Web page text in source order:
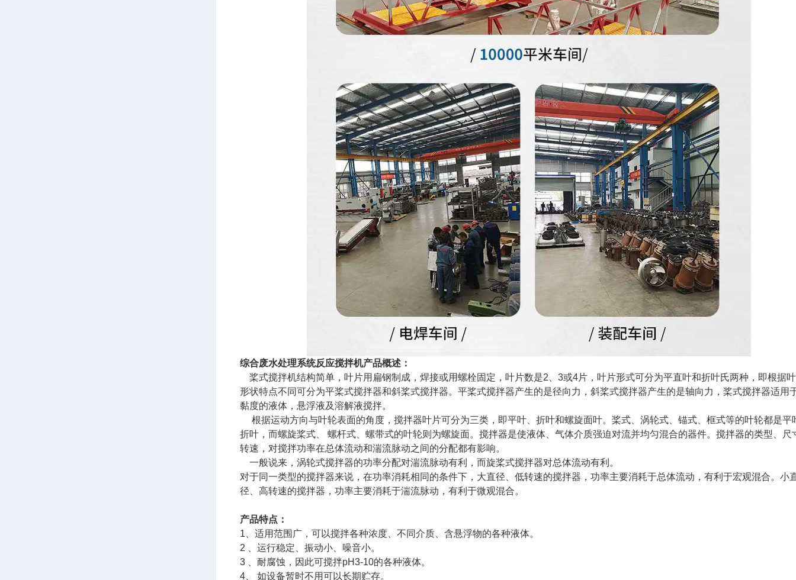
综合废水处理系统反应搅拌机产品概述：
桨式搅拌机结构简单，叶片用扁钢制成，焊接或用螺栓固定，叶片数是2、3或4片，叶片形式可分为平直叶和折叶氏两种，即根据
形状特点不同可分为平桨式搅拌器和斜桨式搅拌器。平桨式搅拌器产生的是径向力，斜桨式搅拌器产生的是轴向力，桨式搅拌器适用
黏度的液体，悬浮液及溶解液搅拌。
根据运动方向与叶轮表面的角度，搅拌器叶片可分为三类，即平叶、折叶和螺旋面叶。桨式、涡轮式、锚式、框式等的叶轮都是平
折叶，而螺旋桨式、 螺杆式、螺带式的叶轮则为螺旋面。 搅拌器是使液体、气体介质强迫对流并均匀混合的器件。 搅拌器的类型、尺
转速，对搅拌功率在总体流动和湍流脉动之间的分配都有影响。
一般说来，涡轮式搅拌器的功率分配对湍流脉动有利，而旋桨式搅拌器对总体流动有利。
对于同一类型的搅拌器来说，在功率消耗相同的条件下，大直径、低转速的搅拌器，功率主要消耗于总体流动，有利于宏观混合。小
径、高转速的搅拌器，功率主要消耗于湍流脉动，有利于微观混合。
产品特点：
1、适用范围广，可以搅拌各种浓度、不同介质、含悬浮物的各种液体。
2 、运行稳定、振动小、噪音小。
3 、耐腐蚀，因此可搅拌pH3-10的各种液体。
4、 如设备暂时不用可以长期贮存。